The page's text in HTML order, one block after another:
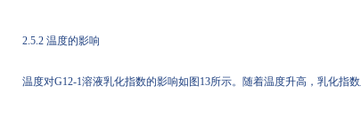
2.5.2 温度的影响
温度对G12-1溶液乳化指数的影响如图13所示。随着温度升高，乳化指